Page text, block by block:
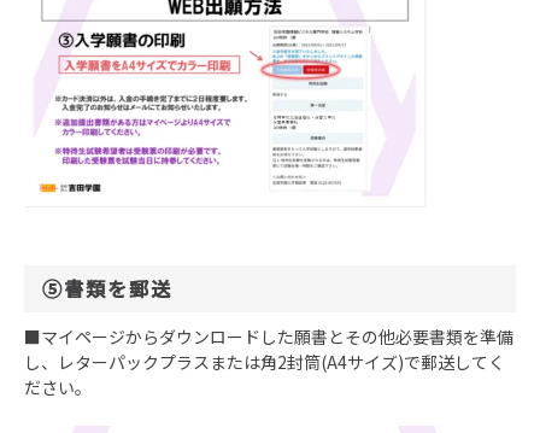
⑤書類を郵送
■マイページからダウンロードした願書とその他必要書類を準備
し、レターパックプラスまたは角2封筒(A4サイズ)で郵送してく
ださい。